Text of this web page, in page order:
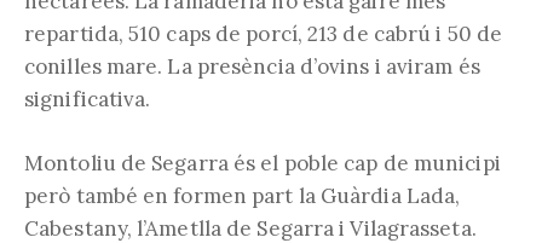
repartida, 510 caps de porcí, 213 de cabrú i 50 de
conilles mare. La presència d’ovins i aviram és
significativa.
Montoliu de Segarra és el poble cap de municipi
però també en formen part la Guàrdia Lada,
Cabestany, l’Ametlla de Segarra i Vilagrasseta.